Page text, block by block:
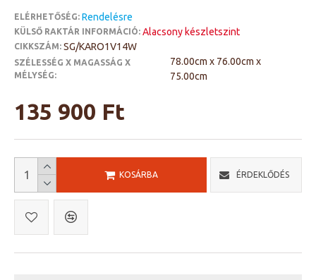
ELÉRHETŐSÉG: Rendelésre
KÜLSŐ RAKTÁR INFORMÁCIÓ: Alacsony készletszint
CIKKSZÁM: SG/KARO1V14W
SZÉLESSÉG X MAGASSÁG X
MÉLYSÉG:
78.00cm x 76.00cm x
75.00cm
135 900 Ft
KOSÁRBA ÉRDEKLŐDÉS